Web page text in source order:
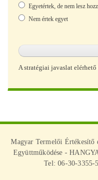
Egyetértek, de nem lesz
Nem értek egyet
A stratégiai javaslat elérhető
Magyar Termelői Értékesítő
Együttműködése -
Tel: 06-30-3355-